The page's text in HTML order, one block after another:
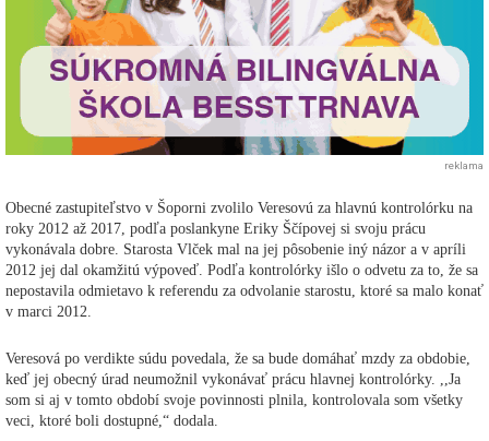
reklama
Obecné zastupiteľstvo v Šoporni zvolilo Veresovú za hlavnú kontrolórku na
roky 2012 až 2017, podľa poslankyne Eriky Ščípovej si svoju prácu
vykonávala dobre. Starosta Vlček mal na jej pôsobenie iný názor a v apríli
2012 jej dal okamžitú výpoveď. Podľa kontrolórky išlo o odvetu za to, že sa
nepostavila odmietavo k referendu za odvolanie starostu, ktoré sa malo konať
v marci 2012.
Veresová po verdikte súdu povedala, že sa bude domáhať mzdy za obdobie,
keď jej obecný úrad neumožnil vykonávať prácu hlavnej kontrolórky. ,,Ja
som si aj v tomto období svoje povinnosti plnila, kontrolovala som všetky
veci, ktoré boli dostupné,“ dodala.